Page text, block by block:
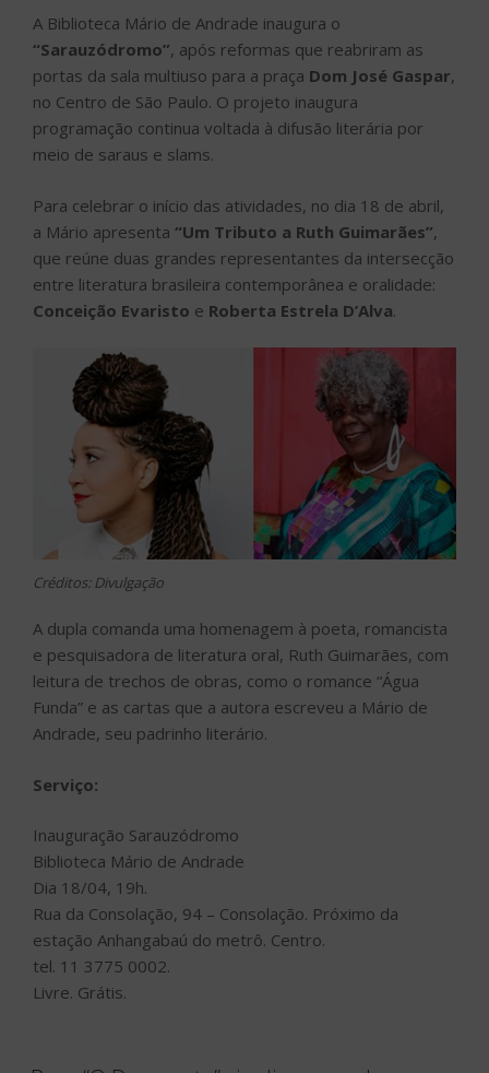
A Biblioteca Mário de Andrade inaugura o
“Sarauzódromo”, após reformas que reabriram as
portas da sala multiuso para a praça Dom José Gaspar,
no Centro de São Paulo. O projeto inaugura
programação continua voltada à difusão literária por
meio de saraus e slams.
Para celebrar o início das atividades, no dia 18 de abril,
a Mário apresenta “Um Tributo a Ruth Guimarães”,
que reúne duas grandes representantes da intersecção
entre literatura brasileira contemporânea e oralidade:
Conceição Evaristo e Roberta Estrela D’Alva.
Créditos: Divulgação
A dupla comanda uma homenagem à poeta, romancista
e pesquisadora de literatura oral, Ruth Guimarães, com
leitura de trechos de obras, como o romance “Água
Funda” e as cartas que a autora escreveu a Mário de
Andrade, seu padrinho literário.
Serviço:
Inauguração Sarauzódromo
Biblioteca Mário de Andrade
Dia 18/04, 19h.
Rua da Consolação, 94 – Consolação. Próximo da
estação Anhangabaú do metrô. Centro.
tel. 11 3775 0002.
Livre. Grátis.